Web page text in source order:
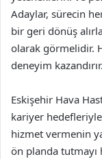
Adaylar, sürecin
bir geri dönüş
olarak görmelidir.
deneyim kazandırır.
Eskişehir Hava
kariyer
hizmet vermenin
ön planda tutmayı